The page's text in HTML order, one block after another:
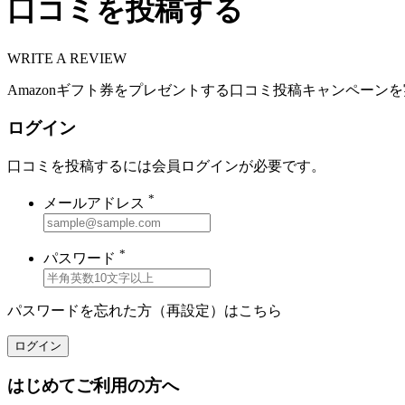
口コミを投稿する
WRITE A REVIEW
Amazonギフト券をプレゼントする口コミ投稿キャンペーン
ログイン
口コミを投稿するには会員ログインが必要です。
メールアドレス *
パスワード *
パスワードを忘れた方（再設定）はこちら
ログイン
はじめてご利用の方へ